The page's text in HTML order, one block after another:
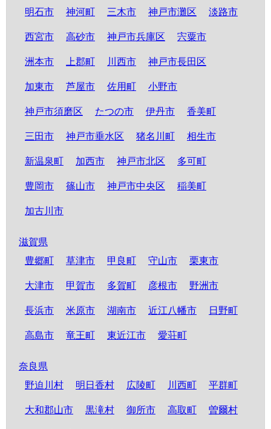
明石市 神河町 三木市 神戸市灘区 淡路市
西宮市 高砂市 神戸市兵庫区 宍粟市
洲本市 上郡町 川西市 神戸市長田区
加東市 芦屋市 佐用町 小野市
神戸市須磨区 たつの市 伊丹市 香美町
三田市 神戸市垂水区 猪名川町 相生市
新温泉町 加西市 神戸市北区 多可町
豊岡市 篠山市 神戸市中央区 稲美町
加古川市
滋賀県
豊郷町
草津市 甲良町 守山市 栗東市
大津市 甲賀市 多賀町 彦根市 野洲市
長浜市 米原市 湖南市 近江八幡市 日野町
高島市 竜王町 東近江市 愛荘町
奈良県
野迫川村
明日香村 広陵町 川西町 平群町
大和郡山市 黒滝村 御所市 高取町 曽爾村